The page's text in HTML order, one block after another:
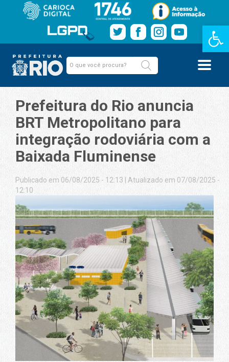
Barra de
Prefeitura do Rio anuncia
BRT Metropolitano para
integração rodoviária com a
Baixada Fluminense
Publicado em 06/08/2025 - 12:13
Atualizado em 07/08/2025 -
12:10